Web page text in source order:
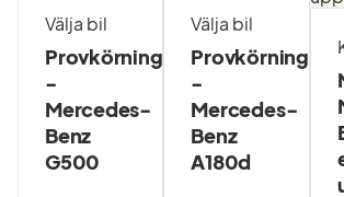
Välja bil
Provkörning
-
Mercedes-
Benz
G500
Välja bil
Provkörning
-
Mercedes-
Benz
A180d